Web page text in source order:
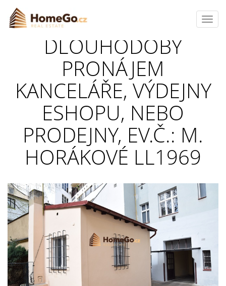
DLOUHODOBÝ
PRONÁJEM
KANCELÁŘE, VÝDEJNY
ESHOPU, NEBO
PRODEJNY, EV.Č.: M.
HORÁKOVÉ LL1969